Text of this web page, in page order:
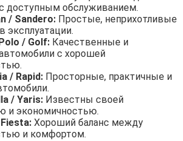
доступным обслуживанием.
/ Sandero: Простые, неприхотливые
эксплуатации.
/ Golf: Качественные и
с хорошей
/ Rapid: Просторные, практичные и
/ Yaris: Известны своей
и экономичностью.
Хороший баланс между
и комфортом.